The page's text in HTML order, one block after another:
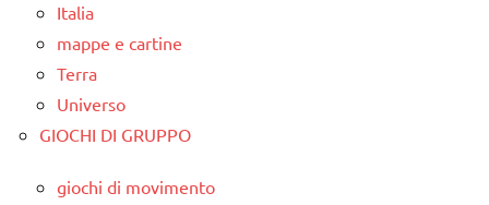
Italia
mappe e cartine
Terra
Universo
GIOCHI DI GRUPPO
giochi di movimento